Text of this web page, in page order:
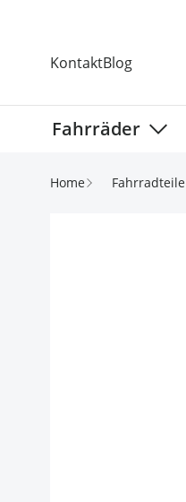
KontaktBlog
Fahrräder
Home Fahrradteile